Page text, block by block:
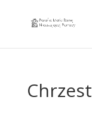
Chrzest